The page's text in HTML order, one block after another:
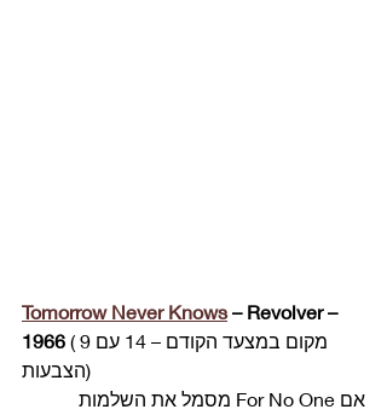
Tomorrow Never Knows – Revolver –
1966 (מקום במצעד הקודם – 14 עם 9
הצבעות)
אם For No One מסמל את השלמות